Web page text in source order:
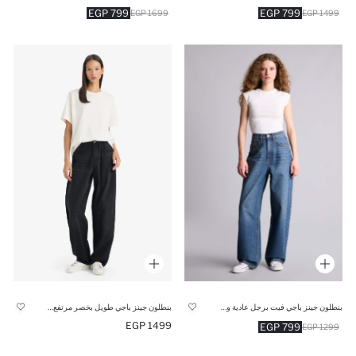
799 EGP 1499 EGP
799 EGP 1699 EGP
799 EGP 1299 EGP
1499 EGP